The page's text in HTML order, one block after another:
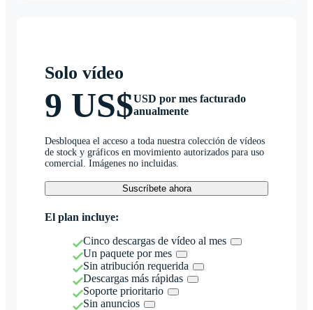
Solo vídeo
9 US$USD por mes facturado
anualmente
Desbloquea el acceso a toda nuestra colección de vídeos
de stock y gráficos en movimiento autorizados para uso
comercial. Imágenes no incluidas.
Suscríbete ahora
El plan incluye:
Cinco descargas de vídeo al mes
Un paquete por mes
Sin atribución requerida
Descargas más rápidas
Soporte prioritario
Sin anuncios